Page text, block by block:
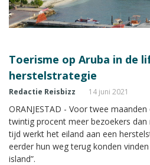
Toerisme op Aruba in de
herstelstrategie
Redactie Reisbizz 14 juni 2021
ORANJESTAD - Voor twee
twintig procent meer bezoekers
tijd werkt het eiland aan een
eerder hun weg terug konden
island”.